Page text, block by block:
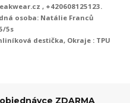
, +420608125123.
osoba: Natálie Franců
5s
destička, Okraje : TPU
ZDARMA